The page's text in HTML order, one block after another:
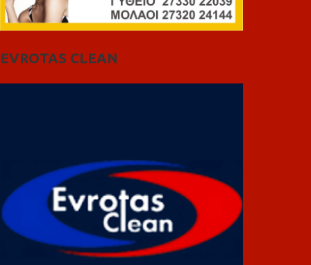
EVROTAS CLEAN